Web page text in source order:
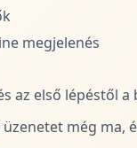
megjelenés
az első lépéstől
még ma,